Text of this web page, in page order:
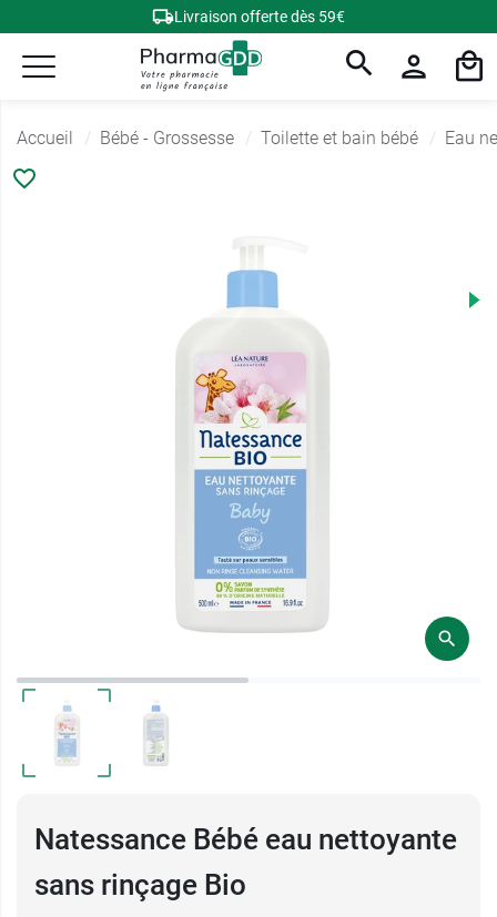
Livraison offerte dès 59€
Accueil Bébé - Grossesse Toilette et bain bébé Eau
Natessance Bébé eau nettoyante
sans rinçage Bio